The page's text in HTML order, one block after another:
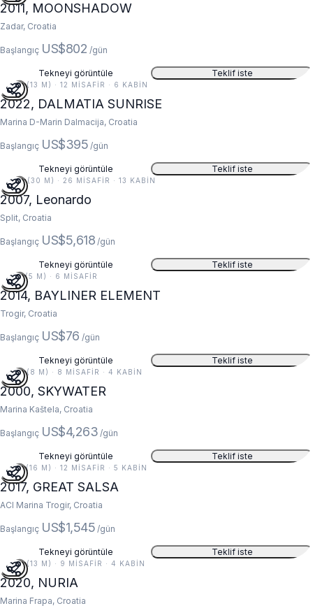
2011, MOONSHADOW
Zadar, Croatia
Başlangıç US$802 /gün
Tekneyi görüntüle Teklif iste
42 FT (13 M) · 12 MISAFIR · 6 KABIN
2022, DALMATIA SUNRISE
Marina D-Marin Dalmacija, Croatia
Başlangıç US$395 /gün
Tekneyi görüntüle Teklif iste
99 FT (30 M) · 26 MISAFIR · 13 KABIN
2007, Leonardo
Split, Croatia
Başlangıç US$5,618 /gün
Tekneyi görüntüle Teklif iste
16 FT (5 M) · 6 MISAFIR
2014, BAYLINER ELEMENT
Trogir, Croatia
Başlangıç US$76 /gün
Tekneyi görüntüle Teklif iste
26 FT (8 M) · 8 MISAFIR · 4 KABIN
2000, SKYWATER
Marina Kaštela, Croatia
Başlangıç US$4,263 /gün
Tekneyi görüntüle Teklif iste
52 FT (16 M) · 12 MISAFIR · 5 KABIN
2017, GREAT SALSA
ACI Marina Trogir, Croatia
Başlangıç US$1,545 /gün
Tekneyi görüntüle Teklif iste
42 FT (13 M) · 9 MISAFIR · 4 KABIN
2020, NURIA
Marina Frapa, Croatia